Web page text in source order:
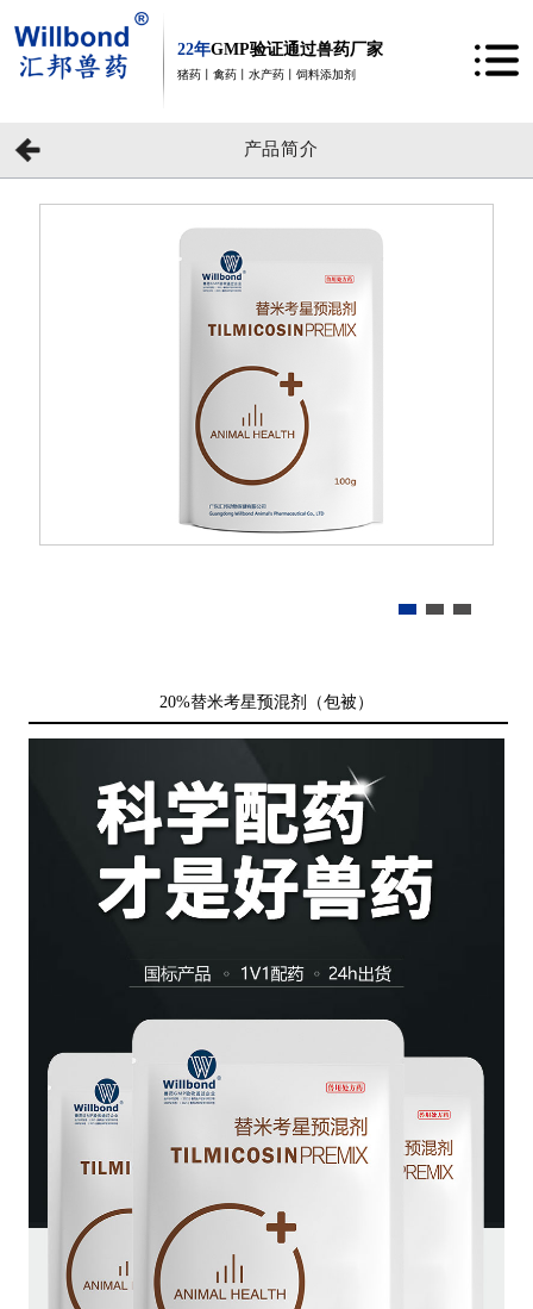
22年GMP验证通过兽药厂家
猪药丨禽药丨水产药丨饲料添加剂
产品简介
20%替米考星预混剂（包被）